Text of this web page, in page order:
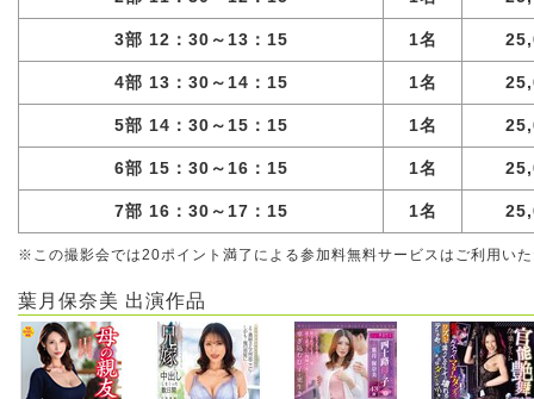
3部 12：30～13：15 1名
4部 13：30～14：15 1名
5部 14：30～15：15 1名
6部 15：30～16：15 1名
7部 16：30～17：15 1名
※この撮影会では20ポイント満了による参加料無料サービスはご利用い
葉月保奈美 出演作品